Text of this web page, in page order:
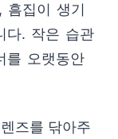
흠집이 생기
다. 작은 습관
를 오랫동안
즈를 닦아주